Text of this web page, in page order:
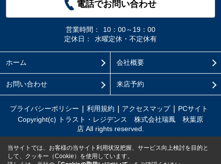
電話でお問い合わせ
営業時間：
10：00～19：00
定休日：
水曜定休・不定休有
ホーム 会社概要
お問い合わせ 来店予約
プライバシーポリシー 利用規約 アクセスマップ
PCサイト
Copyright(c) トラスト・レジデンス 株式会社瑞鳳 秋葉原
店 All rights reserved.
当サイトでは、お客様の当サイト利用状況把握、サービス向上検討を目的と
して、クッキー（Cookie）を使用しています。